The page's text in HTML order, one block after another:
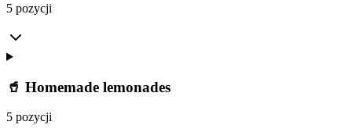
5 pozycji
🥤 Homemade lemonades
5 pozycji